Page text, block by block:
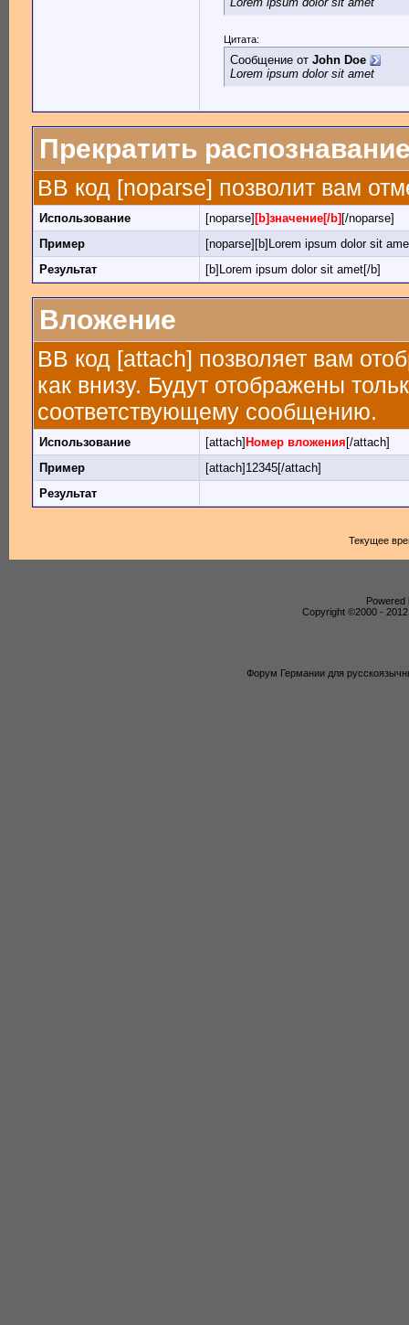
Цитата:
Сообщение от John Doe
Lorem ipsum dolor sit amet
Прекратить
BB код [noparse] позволит вам
Использование [noparse] [b]значение[/b] [/noparse]
Пример
[noparse][b]Lorem ipsum dolor sit
Результат
[b]Lorem ipsum dolor sit amet[/b]
Вложение
BB код [attach] позволяет вам
как внизу. Будут отображены
соответствующему сообщению.
Использование [attach] Номер вложения [/attach]
Пример
[attach]12345[/attach]
Результат
Текущее
Powered
Copyright ©2000 -
Форум Германии для